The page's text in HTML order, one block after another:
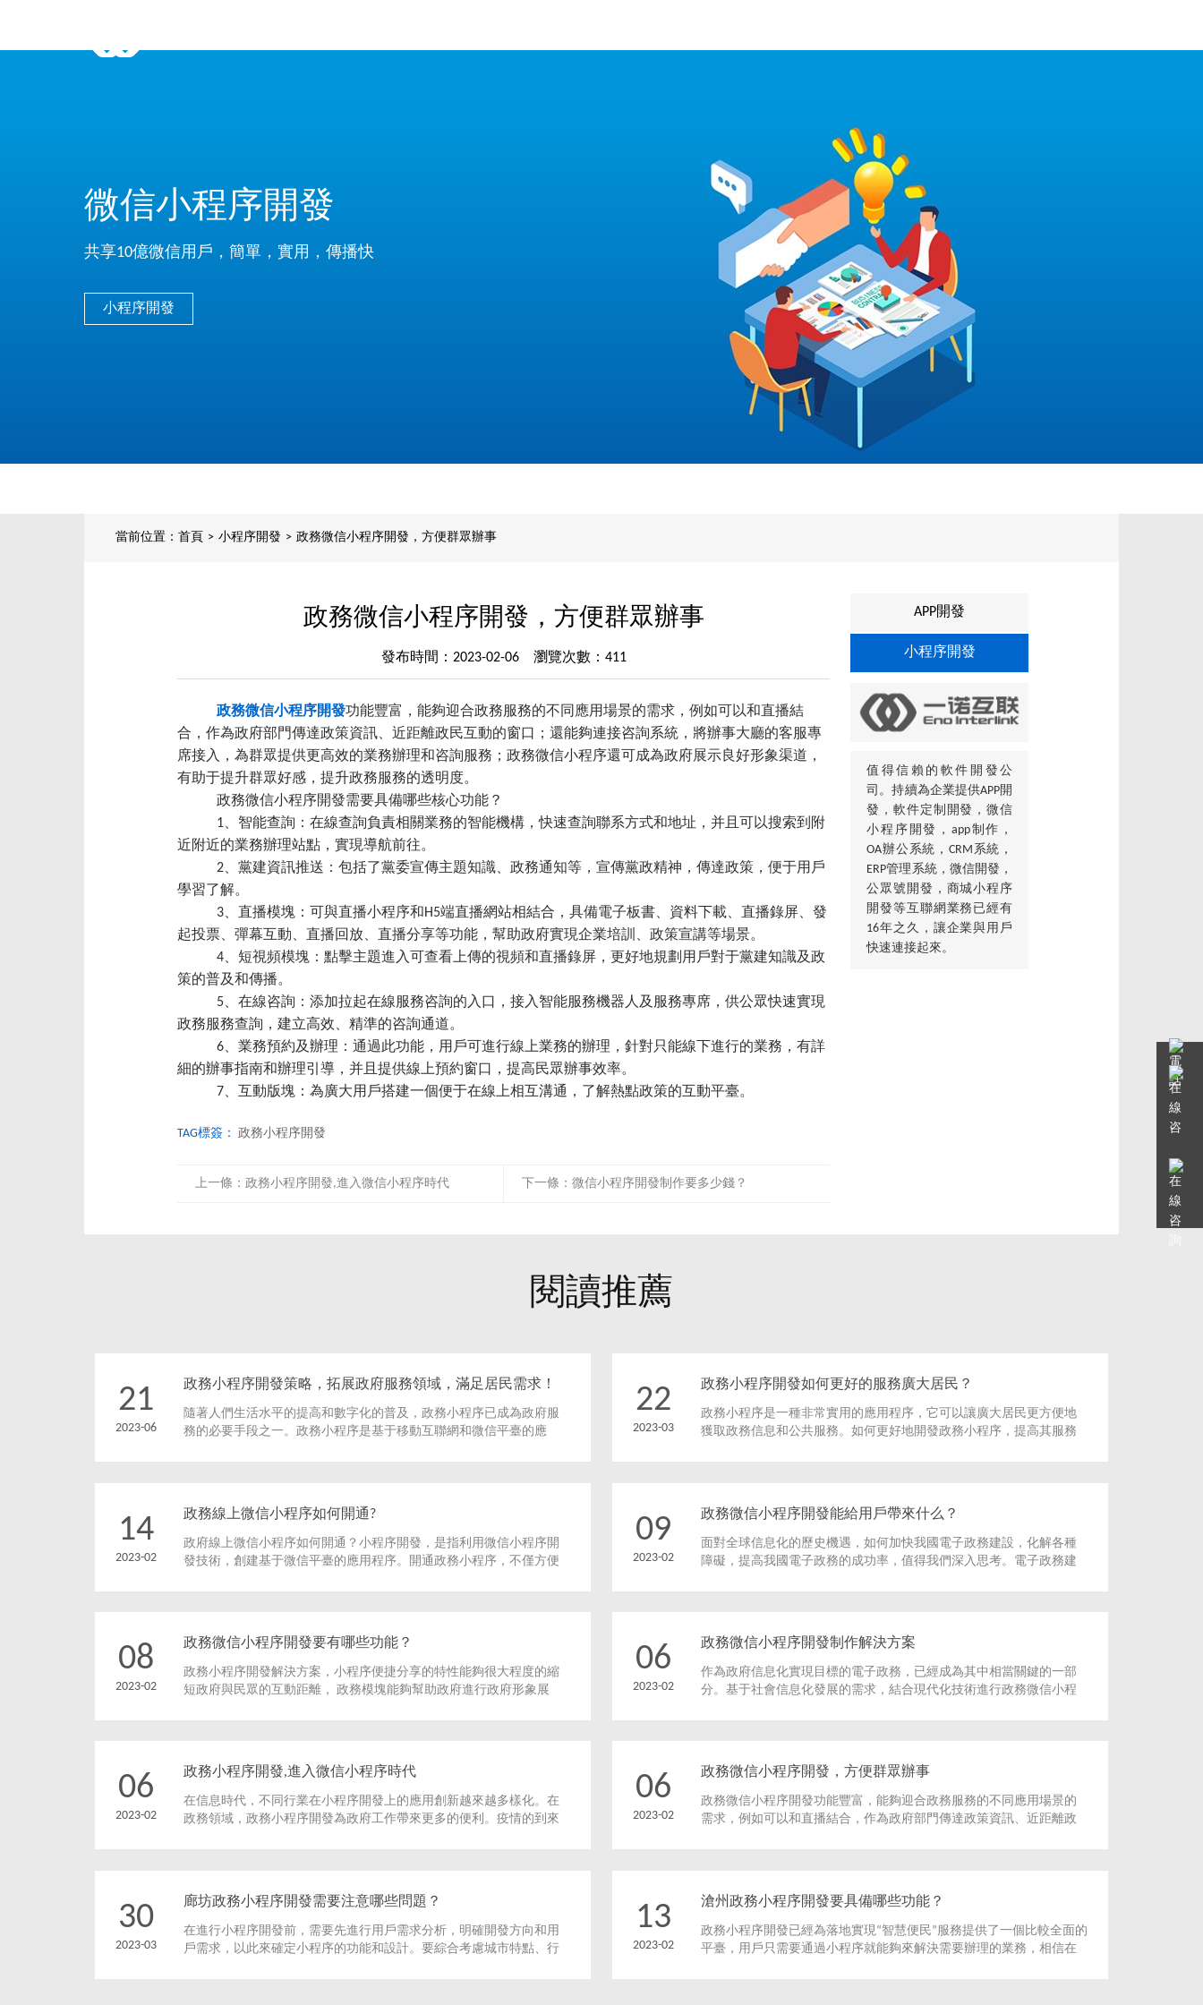
微信小程序開發
共享10億微信用戶，簡單，實用，傳播快
小程序開發
當前位置： 首頁 > 小程序開發 > 政務微信小程序開發，方便群眾辦事
政務微信小程序開發，方便群眾辦事
發布時間：2023-02-06 瀏覽次數：411
政務微信小程序開發功能豐富，能夠迎合政務服務的不同應用場景的需求，例如可以和直播結
合，作為政府部門傳達政策資訊、近距離政民互動的窗口；還能夠連接咨詢系統，將辦事大廳的客服專
席接入，為群眾提供更高效的業務辦理和咨詢服務；政務微信小程序還可成為政府展示良好形象渠道，
有助于提升群眾好感，提升政務服務的透明度。
政務微信小程序開發需要具備哪些核心功能？
1、智能查詢：在線查詢負責相關業務的智能機構，快速查詢聯系方式和地址，并且可以搜索到附
近附近的業務辦理站點，實現導航前往。
2、黨建資訊推送：包括了黨委宣傳主題知識、政務通知等，宣傳黨政精神，傳達政策，便于用戶
學習了解。
3、直播模塊：可與直播小程序和H5端直播網站相結合，具備電子板書、資料下載、直播錄屏、發
起投票、彈幕互動、直播回放、直播分享等功能，幫助政府實現企業培訓、政策宣講等場景。
4、短視頻模塊：點擊主題進入可查看上傳的視頻和直播錄屏，更好地規劃用戶對于黨建知識及政
策的普及和傳播。
5、在線咨詢：添加拉起在線服務咨詢的入口，接入智能服務機器人及服務專席，供公眾快速實現
政務服務查詢，建立高效、精準的咨詢通道。
6、業務預約及辦理：通過此功能，用戶可進行線上業務的辦理，針對只能線下進行的業務，有詳
細的辦事指南和辦理引導，并且提供線上預約窗口，提高民眾辦事效率。
7、互動版塊：為廣大用戶搭建一個便于在線上相互溝通，了解熱點政策的互動平臺。
TAG標簽： 政務小程序開發
上一條：政務小程序開發,進入微信小程序時代 下一條： 微信小程序開發制作要多少錢？
APP開發
小程序開發
值得信賴的軟件開發公
司。持續為企業提供APP開
發，軟件定制開發，微信
小程序開發，app制作，
OA辦公系統，CRM系統，
ERP管理系統，微信開發，
公眾號開發，商城小程序
開發等互聯網業務已經有
16年之久，讓企業與用戶
快速連接起來。
閱讀推薦
21
2023-06
政務小程序開發策略，拓展政府服務領域，滿足居民需求！
隨著人們生活水平的提高和數字化的普及，政務小程序已成為政府服
務的必要手段之一。政務小程序是基于移動互聯網和微信平臺的應
22
2023-03
政務小程序開發如何更好的服務廣大居民？
政務小程序是一種非常實用的應用程序，它可以讓廣大居民更方便地
獲取政務信息和公共服務。如何更好地開發政務小程序，提高其服務
14
2023-02
政務線上微信小程序如何開通?
政府線上微信小程序如何開通？小程序開發，是指利用微信小程序開
發技術，創建基于微信平臺的應用程序。開通政務小程序，不僅方便
09
2023-02
政務微信小程序開發能給用戶帶來什么？
面對全球信息化的歷史機遇，如何加快我國電子政務建設，化解各種
障礙，提高我國電子政務的成功率，值得我們深入思考。電子政務建
08
2023-02
政務微信小程序開發要有哪些功能？
政務小程序開發解決方案，小程序便捷分享的特性能夠很大程度的縮
短政府與民眾的互動距離， 政務模塊能夠幫助政府進行政府形象展
06
2023-02
政務微信小程序開發制作解決方案
作為政府信息化實現目標的電子政務，已經成為其中相當關鍵的一部
分。基于社會信息化發展的需求，結合現代化技術進行政務微信小程
06
2023-02
政務小程序開發,進入微信小程序時代
在信息時代，不同行業在小程序開發上的應用創新越來越多樣化。在
政務領域，政務小程序開發為政府工作帶來更多的便利。疫情的到來
06
2023-02
政務微信小程序開發，方便群眾辦事
政務微信小程序開發功能豐富，能夠迎合政務服務的不同應用場景的
需求，例如可以和直播結合，作為政府部門傳達政策資訊、近距離政
30
2023-03
廊坊政務小程序開發需要注意哪些問題？
在進行小程序開發前，需要先進行用戶需求分析，明確開發方向和用
戶需求，以此來確定小程序的功能和設計。要綜合考慮城市特點、行
13
2023-02
滄州政務小程序開發要具備哪些功能？
政務小程序開發已經為落地實現“智慧便民”服務提供了一個比較全面的
平臺，用戶只需要通過小程序就能夠來解決需要辦理的業務，相信在